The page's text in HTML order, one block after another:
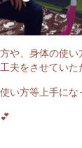
や、身体の使い
夫をさせていた
い方等上手にな